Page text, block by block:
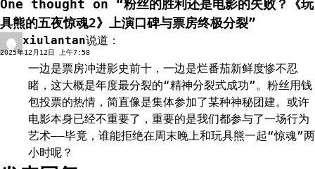
航
One thought on “粉丝的胜利还是电影的失败？《玩
具熊的五夜惊魂2》上演口碑与票房终极分裂”
xiulantan说道：
2025年12月12日 上午7:58
一边是票房冲进影史前十，一边是烂番茄新鲜度惨不忍
睹，这大概是年度最分裂的“精神分裂式成功”。粉丝用钱
包投票的热情，简直像是集体参加了某种神秘团建。或许
电影本身已经不重要了，重要的是我们都参与了一场行为
艺术——毕竟，谁能拒绝在周末晚上和玩具熊一起“惊魂”两
小时呢？